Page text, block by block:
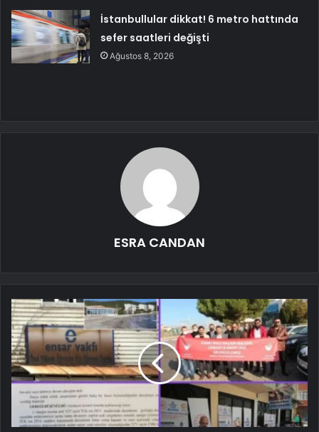
İstanbullular dikkat! 6 metro hattında
sefer saatleri değişti
Ağustos 8, 2026
ESRA CANDAN